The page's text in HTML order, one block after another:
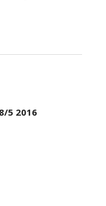
5 2016